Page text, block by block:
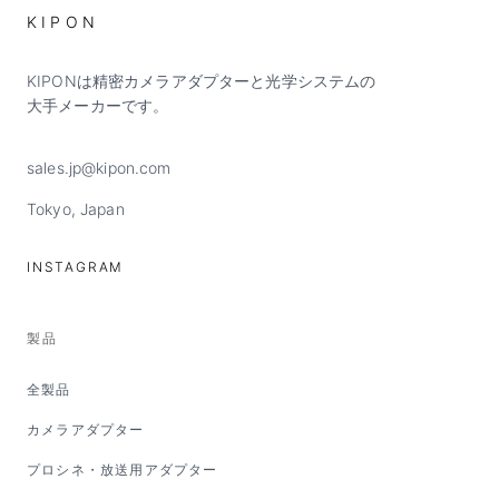
KIPON
KIPONは精密カメラアダプターと光学システムの
大手メーカーです。
sales.jp@kipon.com
Tokyo, Japan
INSTAGRAM
製品
全製品
カメラアダプター
プロシネ・放送用アダプター